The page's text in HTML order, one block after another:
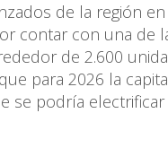
de la región
contar con una de
de 2.600
para 2026 la
se podría